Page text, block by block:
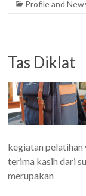
Profile and
Tas Diklat
kegiatan pelatihan
terima kasih dari
merupakan